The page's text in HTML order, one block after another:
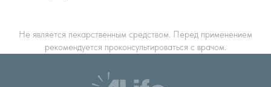
Не является лекарственным средством. Перед применением
рекомендуется проконсультироваться с врачом.